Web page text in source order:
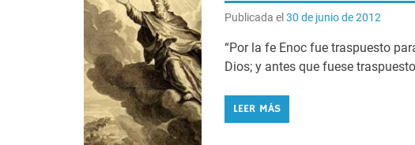
Publicada el30 de junio de 2012
“Por la fe Enoc fue traspuesto
Dios; y antes que fuese
LEER MÁS